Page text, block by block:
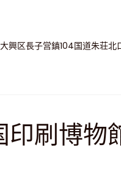
興区長子営鎮104国道朱荘北
印刷博物